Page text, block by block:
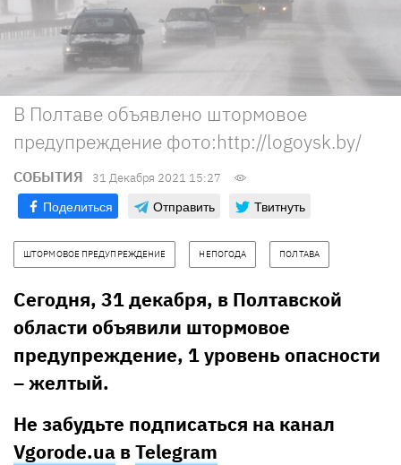
В Полтаве объявлено штормовое
предупреждение фото:http://logoysk.by/
СОБЫТИЯ 31 Декабря 2021 15:27
Поделиться Отправить Твитнуть
ШТОРМОВОЕ ПРЕДУПРЕЖДЕНИЕ НЕПОГОДА ПОЛТАВА
Сегодня, 31 декабря, в Полтавской
области объявили штормовое
предупреждение, 1 уровень опасности
– желтый.
Не забудьте подписаться на канал
Vgorode.ua вTelegram